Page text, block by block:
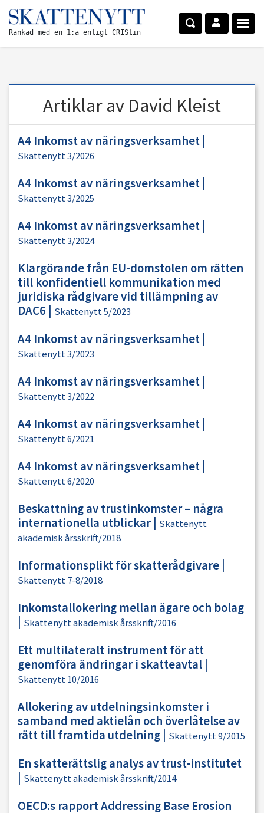
Rankad med en 1:a enligt CRIStin
Artiklar av David Kleist
A4 Inkomst av näringsverksamhet
Skattenytt 3/2026
A4 Inkomst av näringsverksamhet
Skattenytt 3/2025
A4 Inkomst av näringsverksamhet
Skattenytt 3/2024
Klargörande från EU-domstolen om rätten
till konfidentiell kommunikation med
juridiska rådgivare vid tillämpning av
DAC6
Skattenytt 5/2023
A4 Inkomst av näringsverksamhet
Skattenytt 3/2023
A4 Inkomst av näringsverksamhet
Skattenytt 3/2022
A4 Inkomst av näringsverksamhet
Skattenytt 6/2021
A4 Inkomst av näringsverksamhet
Skattenytt 6/2020
Beskattning av trustinkomster – några
internationella utblickar|
Skattenytt
akademisk årsskrift/2018
Informationsplikt för skatterådgivare
Skattenytt 7-8/2018
Inkomstallokering mellan ägare och bolag
Skattenytt akademisk årsskrift/2016
Ett multilateralt instrument för att
genomföra ändringar i skatteavtal
Skattenytt 10/2016
Allokering av utdelningsinkomster i
samband med aktielån och överlåtelse av
rätt till framtida utdelning
Skattenytt 9/2015
En skatterättslig analys av trust-institutet
Skattenytt akademisk årsskrift/2014
OECD:s rapport Addressing Base Erosion